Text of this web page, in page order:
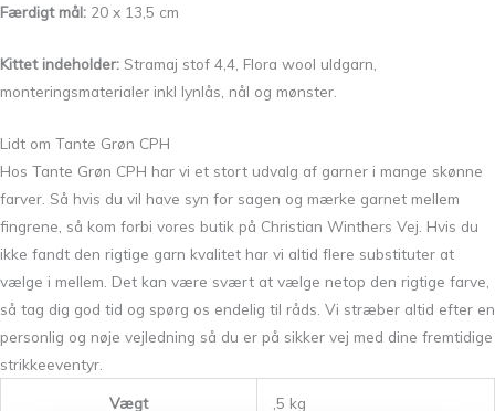
Færdigt mål: 20 x 13,5 cm
Kittet indeholder: Stramaj stof 4,4, Flora wool uldgarn,
monteringsmaterialer inkl lynlås, nål og mønster.
Lidt om Tante Grøn CPH
Hos Tante Grøn CPH har vi et stort udvalg af garner i mange skønne
farver. Så hvis du vil have syn for sagen og mærke garnet mellem
fingrene, så kom forbi vores butik på Christian Winthers Vej. Hvis du
ikke fandt den rigtige garn kvalitet har vi altid flere substituter at
vælge i mellem. Det kan være svært at vælge netop den rigtige farve,
så tag dig god tid og spørg os endelig til råds. Vi stræber altid efter en
personlig og nøje vejledning så du er på sikker vej med dine fremtidige
strikkeeventyr.
Vægt ,5 kg